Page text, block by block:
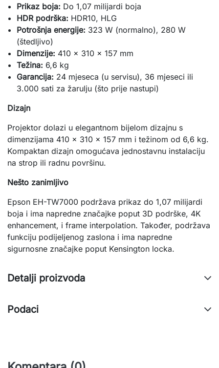
Prikaz boja: Do 1,07 milijardi boja
HDR podrška: HDR10, HLG
Potrošnja energije: 323 W (normalno), 280 W
(štedljivo)
Dimenzije: 410 x 310 x 157 mm
Težina: 6,6 kg
Garancija: 24 mjeseca (u servisu), 36 mjeseci ili
3.000 sati za žarulju (što prije nastupi)
Dizajn
Projektor dolazi u elegantnom bijelom dizajnu s
dimenzijama 410 x 310 x 157 mm i težinom od 6,6 kg.
Kompaktan dizajn omogućava jednostavnu instalaciju
na strop ili radnu površinu.
Nešto zanimljivo
Epson EH-TW7000 podržava prikaz do 1,07 milijardi
boja i ima napredne značajke poput 3D podrške, 4K
enhancement, i frame interpolation. Također, podržava
funkciju podijeljenog zaslona i ima napredne
sigurnosne značajke poput Kensington locka.
Detalji proizvoda
Podaci